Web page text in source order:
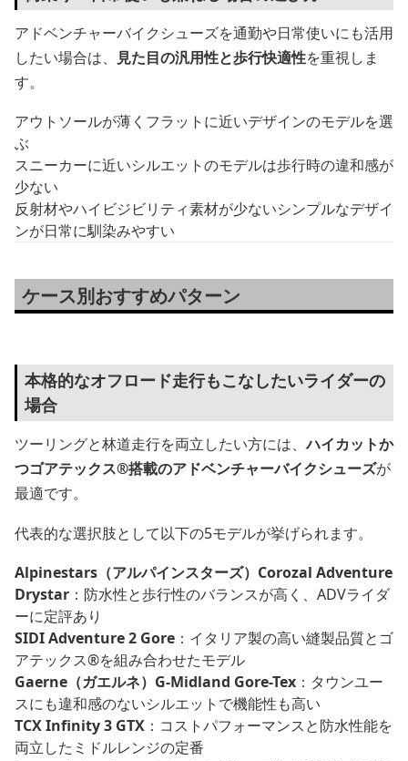
アドベンチャーバイクシューズを通勤や日常使いにも活用
したい場合は、
見た目の汎用性と歩行快適性を重視しま
す。
アウトソールが薄くフラットに近いデザインのモデルを選
ぶ
スニーカーに近いシルエットのモデルは歩行時の違和感が
少ない
反射材やハイビジビリティ素材が少ないシンプルなデザイ
ンが日常に馴染みやすい
ケース別おすすめパターン
本格的なオフロード走行もこなしたいライダーの
場合
ツーリングと林道走行を両立したい方には、ハイカットか
つゴアテックス®搭載のアドベンチャーバイクシューズが
最適です。
代表的な選択肢として以下の5モデルが挙げられます。
Alpinestars（アルパインスターズ）Corozal Adventure
Drystar ：防水性と歩行性のバランスが高く、ADVライダ
ーに定評あり
SIDI Adventure 2 Gore ：イタリア製の高い縫製品質とゴ
アテックス®を組み合わせたモデル
Gaerne（ガエルネ）G-Midland Gore-Tex ：タウンユー
スにも違和感のないシルエットで機能性も高い
TCX Infinity 3 GTX ：コストパフォーマンスと防水性能を
両立したミドルレンジの定番